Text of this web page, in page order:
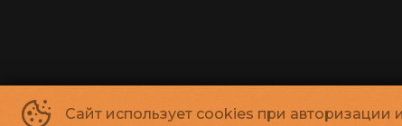
Сайт использует cookies при авторизации